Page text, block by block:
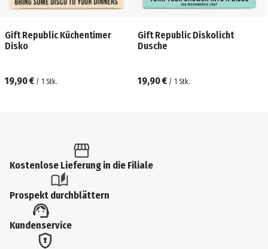
Gift Republic Küchentimer
Disko
19,90 € / 1 Stk.
Gift Republic Diskolicht
Dusche
19,90 € / 1 Stk.
Kostenlose Lieferung in die Filiale
Prospekt durchblättern
Kundenservice